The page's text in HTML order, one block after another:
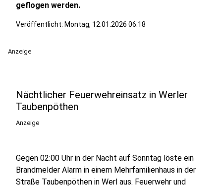
geflogen werden.
Veröffentlicht: Montag, 12.01.2026 06:18
Anzeige
Nächtlicher Feuerwehreinsatz in Werler
Taubenpöthen
Anzeige
Gegen 02:00 Uhr in der Nacht auf Sonntag löste ein
Brandmelder Alarm in einem Mehrfamilienhaus in der
Straße Taubenpöthen in Werl aus. Feuerwehr und